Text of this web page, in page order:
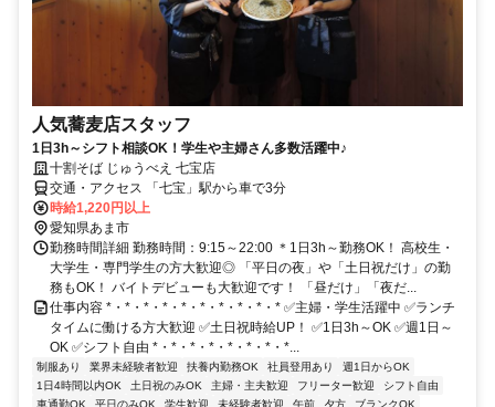
人気蕎麦店スタッフ
1日3h～シフト相談OK！学生や主婦さん多数活躍中♪
十割そば じゅうべえ 七宝店
交通・アクセス 「七宝」駅から車で3分
時給1,220円以上
愛知県あま市
勤務時間詳細 勤務時間：9:15～22:00 ＊1日3h～勤務OK！ 高校生・
大学生・専門学生の方大歓迎◎ 「平日の夜」や「土日祝だけ」の勤
務もOK！ バイトデビューも大歓迎です！ 「昼だけ」「夜だ...
仕事内容 *・*・*・*・*・*・*・*・*・* ✅主婦・学生活躍中 ✅ランチ
タイムに働ける方大歓迎 ✅土日祝時給UP！ ✅1日3h～OK ✅週1日～
OK ✅シフト自由 *・*・*・*・*・*・*・*...
制服あり 業界未経験者歓迎 扶養内勤務OK 社員登用あり
週1日からOK
1日4時間以内OK
土日祝のみOK 主婦・主夫歓迎 フリーター歓迎
シフト自由
車通勤OK
平日のみOK 学生歓迎 未経験者歓迎 午前 夕方
ブランクOK